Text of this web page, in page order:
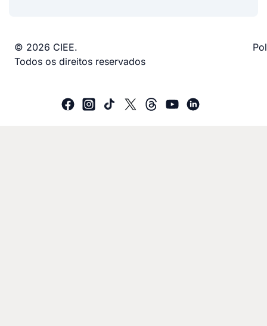
© 2026 CIEE.
Todos os direitos reservados